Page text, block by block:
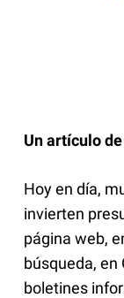
Un artículo
Hoy en día,
invierten
página web,
búsqueda, en
boletines